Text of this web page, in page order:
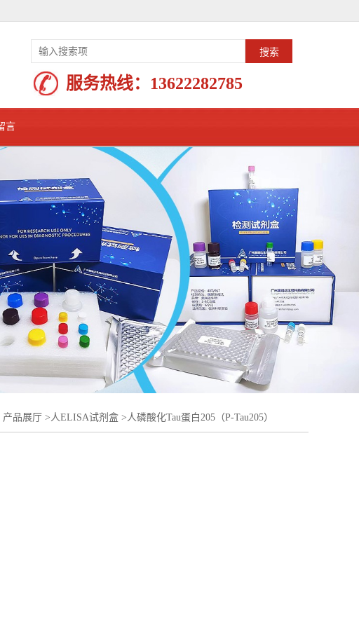
服务热线： 13622282785
言
产品展厅 > 人ELISA试剂盒 > 人磷酸化Tau蛋白205（P-Tau205）